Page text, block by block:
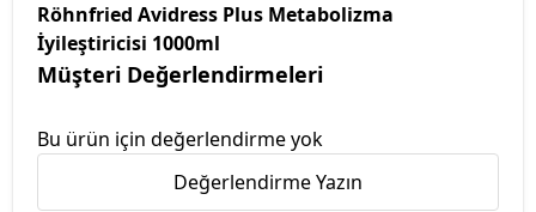
Röhnfried Avidress Plus Metabolizma
İyileştiricisi 1000ml
Müşteri Değerlendirmeleri
Bu ürün için değerlendirme yok
Değerlendirme Yazın